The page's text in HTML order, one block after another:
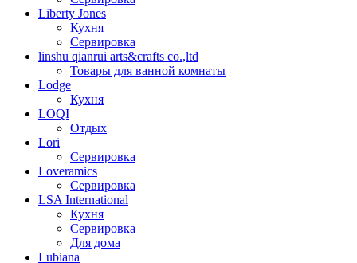
Liberty Jones
Кухня
Сервировка
linshu qianrui arts&crafts co.,ltd
Товары для ванной комнаты
Lodge
Кухня
LOQI
Отдых
Lori
Сервировка
Loveramics
Сервировка
LSA International
Кухня
Сервировка
Для дома
Lubiana